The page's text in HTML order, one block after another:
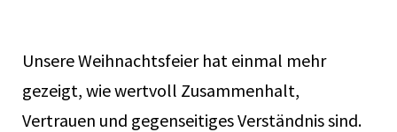
Unsere Weihnachtsfeier hat einmal mehr
gezeigt, wie wertvoll Zusammenhalt,
Vertrauen und gegenseitiges Verständnis sind.